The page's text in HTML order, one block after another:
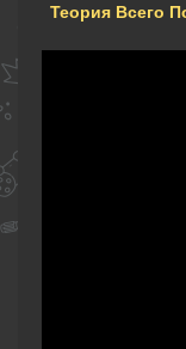
Теория Всего